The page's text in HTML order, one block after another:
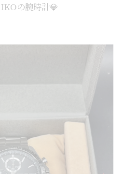
の腕時計💎